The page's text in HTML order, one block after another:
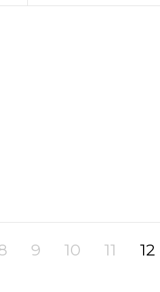
9 10 11 12